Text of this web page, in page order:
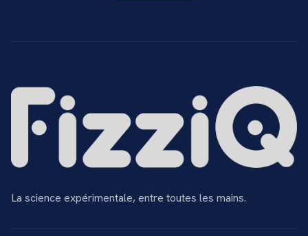
La science expérimentale, entre toutes les mains.